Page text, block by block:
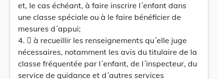
et, le cas échéant, à faire inscrire l´enfant dans
une classe spéciale ou à le faire bénéficier de
mesures d´appui;
4.  à recueillir les renseignements qu´elle juge
nécessaires, notamment les avis du titulaire de la
classe fréquentée par l´enfant, de l´inspecteur, du
service de guidance et d´autres services